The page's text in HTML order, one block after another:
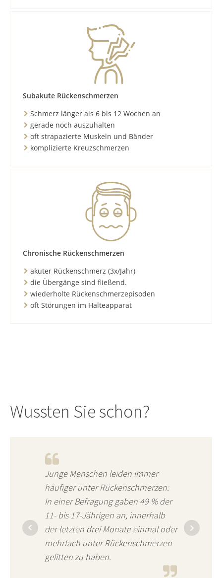
Subakute Rückenschmerzen
Schmerz länger als 6 bis 12 Wochen an
gerade noch auszuhalten
oft strapazierte Muskeln und Bänder
komplizierte Kreuzschmerzen
Chronische Rückenschmerzen
akuter Rückenschmerz (3x/Jahr)
die Übergänge sind fließend.
wiederholte Rückenschmerzepisoden
oft Störungen im Halteapparat
Wussten Sie schon?
Junge Menschen leiden immer
häufiger unter Rückenschmerzen:
In einer Befragung gaben 49 % der
11- bis 17-Jährigen an, innerhalb
der letzten drei Monate einmal oder
mehrfach unter Rückenschmerzen
gelitten zu haben.